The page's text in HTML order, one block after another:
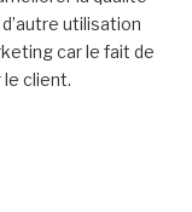
utilisation
car le fait de
le client.